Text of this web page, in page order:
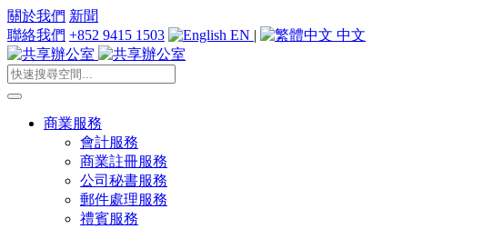
關於我們 新聞
聯絡我們 +852 9415 1503 EN | 中文
商業服務
會計服務
商業註冊服務
公司秘書服務
郵件處理服務
禮賓服務